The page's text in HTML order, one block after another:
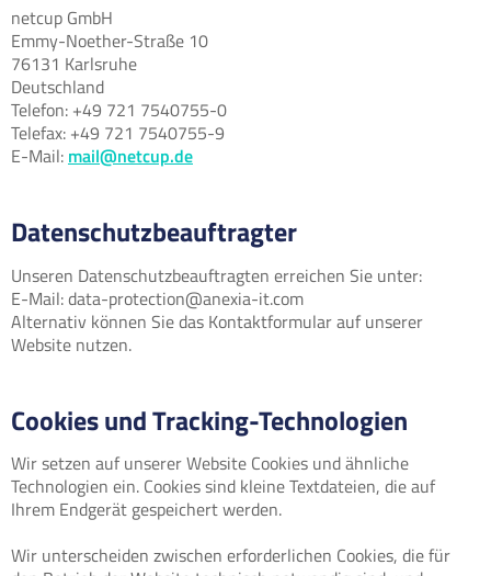
netcup GmbH
Emmy-Noether-Straße 10
76131 Karlsruhe
Deutschland
Telefon: +49 721 7540755-0
Telefax: +49 721 7540755-9
E-Mail: mail@netcup.de
Datenschutzbeauftragter
Unseren Datenschutzbeauftragten erreichen Sie unter:
E-Mail: data-protection@anexia-it.com
Alternativ können Sie das Kontaktformular auf unserer
Website nutzen.
Cookies und Tracking-Technologien
Wir setzen auf unserer Website Cookies und ähnliche
Technologien ein. Cookies sind kleine Textdateien, die auf
Ihrem Endgerät gespeichert werden.
Wir unterscheiden zwischen erforderlichen Cookies, die für